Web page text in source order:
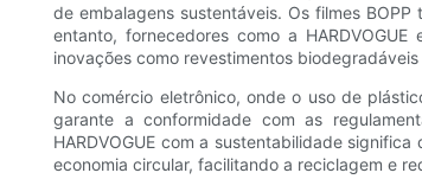
de embalagens sustentáveis. Os filmes
entanto, fornecedores como a
inovações como revestimentos
No comércio eletrônico, onde o uso de
garante a conformidade com as
HARDVOGUE com a sustentabilidade
economia circular, facilitando a reciclagem e